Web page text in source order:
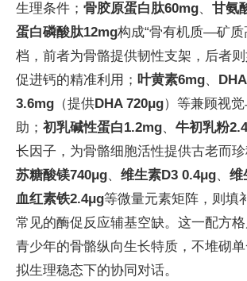
生理条件； 骨胶原蛋白肽60mg、 甘氨
蛋白磷酸肽12mg构成“骨有机质—矿质
档，前者为骨骼提供韧性支架，后者则
促进钙的精准利用； 叶黄素6mg、
3.6mg （提供DHA 720μg）等兼顾视
助； 初乳碱性蛋白1.2mg、 牛初乳粉
长因子，为骨骼细胞活性提供古老而珍
苏糖酸镁740μg、 维生素D3 0.4μg、 维
血红素铁2.4μg等微量元素矩阵，则填
常见的酶促反应辅基空缺。这一配方
青少年的骨骼纵向生长特质，不堆砌
拟生理稳态下的协同对话。